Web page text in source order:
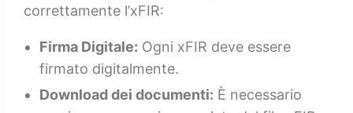
correttamente l’xFIR:
Firma Digitale: Ogni xFIR deve essere
firmato digitalmente.
Download dei documenti: È necessario